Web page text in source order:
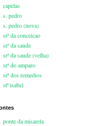
capelas
s. pedro
s. pedro (nova)
srª da conceicao
srª da saude
srª da saude (velha)
srª do amparo
srª dos remedios
stª isabel
ponte da misarela